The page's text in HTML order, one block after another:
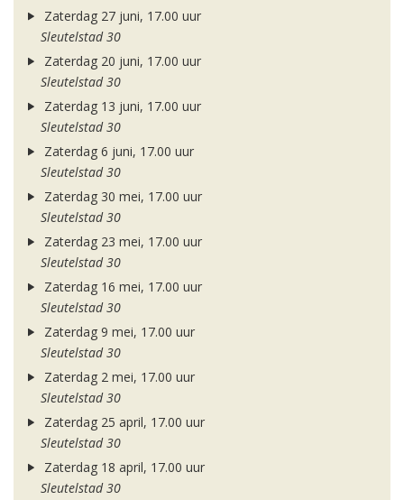
Zaterdag 27 juni, 17.00 uur
Sleutelstad 30
Zaterdag 20 juni, 17.00 uur
Sleutelstad 30
Zaterdag 13 juni, 17.00 uur
Sleutelstad 30
Zaterdag 6 juni, 17.00 uur
Sleutelstad 30
Zaterdag 30 mei, 17.00 uur
Sleutelstad 30
Zaterdag 23 mei, 17.00 uur
Sleutelstad 30
Zaterdag 16 mei, 17.00 uur
Sleutelstad 30
Zaterdag 9 mei, 17.00 uur
Sleutelstad 30
Zaterdag 2 mei, 17.00 uur
Sleutelstad 30
Zaterdag 25 april, 17.00 uur
Sleutelstad 30
Zaterdag 18 april, 17.00 uur
Sleutelstad 30